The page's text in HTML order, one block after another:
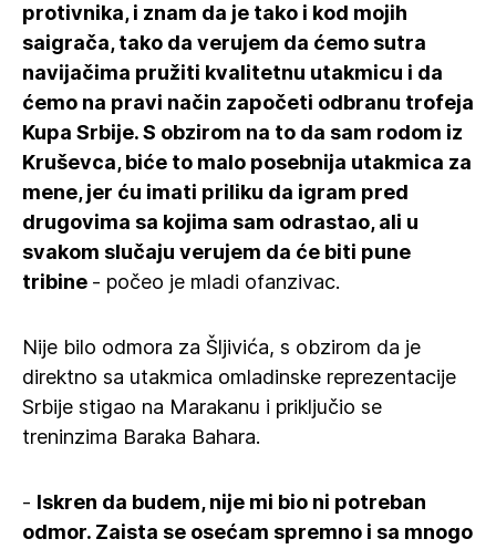
protivnika, i znam da je tako i kod mojih
saigrača, tako da verujem da ćemo sutra
navijačima pružiti kvalitetnu utakmicu i da
ćemo na pravi način započeti odbranu trofeja
Kupa Srbije. S obzirom na to da sam rodom iz
Kruševca, biće to malo posebnija utakmica za
mene, jer ću imati priliku da igram pred
drugovima sa kojima sam odrastao, ali u
svakom slučaju verujem da će biti pune
tribine - počeo je mladi ofanzivac.
Nije bilo odmora za Šljivića, s obzirom da je
direktno sa utakmica omladinske reprezentacije
Srbije stigao na Marakanu i priključio se
treninzima Baraka Bahara.
- Iskren da budem, nije mi bio ni potreban
odmor. Zaista se osećam spremno i sa mnogo